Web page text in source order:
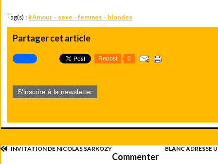
Tag(s) :#Amour - sexe - femmes - blondes
Partager cet article
Repost 0
S'inscrire à la newsletter
INVITATION DE NICOLAS SARKOZY BLANC ADRESSE
Commenter